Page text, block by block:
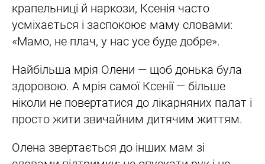
крапельниці й наркози, Ксенія часто
усміхається і заспокоює маму словами:
«Мамо, не плач, у нас усе буде добре».
Найбільша мрія Олени — щоб донька була
здоровою. А мрія самої Ксенії — більше
ніколи не повертатися до лікарняних палат і
просто жити звичайним дитячим життям.
Олена звертається до інших мам зі